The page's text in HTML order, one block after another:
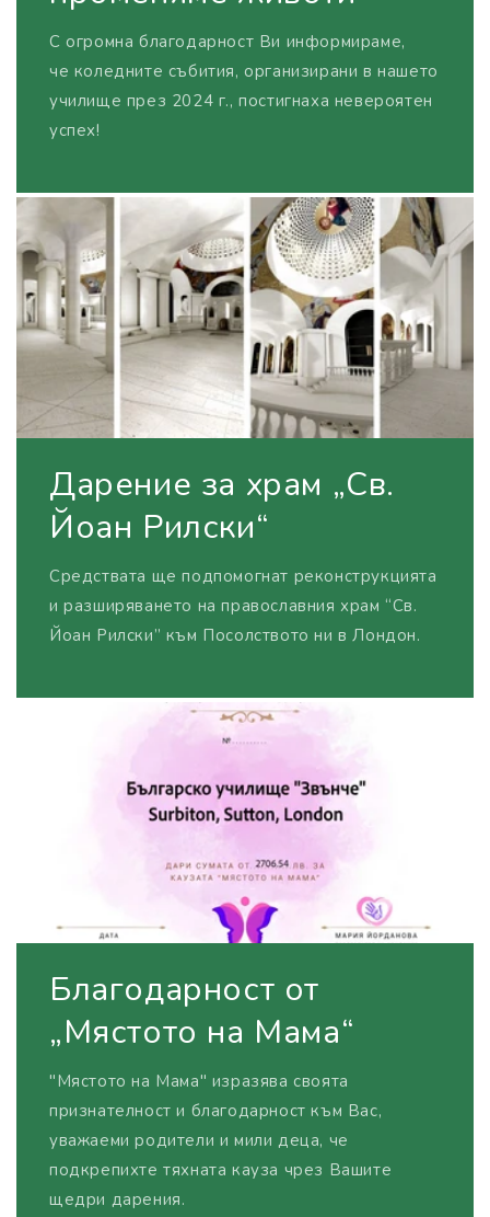
С огромна благодарност Ви информираме,
че коледните събития, организирани в нашето
училище през 2024 г., постигнаха невероятен
успех!
Дарение за храм „Св.
Йоан Рилски“
Средствата ще подпомогнат реконструкцията
и разширяването на православния храм “Св.
Йоан Рилски” към Посолството ни в Лондон.
Благодарност от
„Мястото на Мама“
"Мястото на Мама" изразява своята
признателност и благодарност към Вас,
уважаеми родители и мили деца, че
подкрепихте тяхната кауза чрез Вашите
щедри дарения.